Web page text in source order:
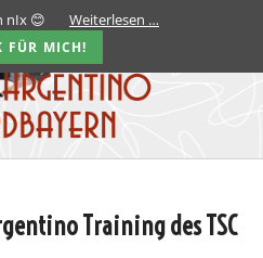
Training des TSC
nIx 😊 Weiterlesen …
FÜR MICH!